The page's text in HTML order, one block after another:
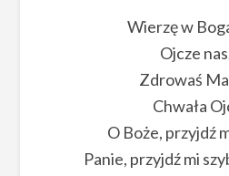
Wierzę w
Ojcze
Zdrowaś
Chwała
O Boże, przyjdź
Panie, przyjdź mi